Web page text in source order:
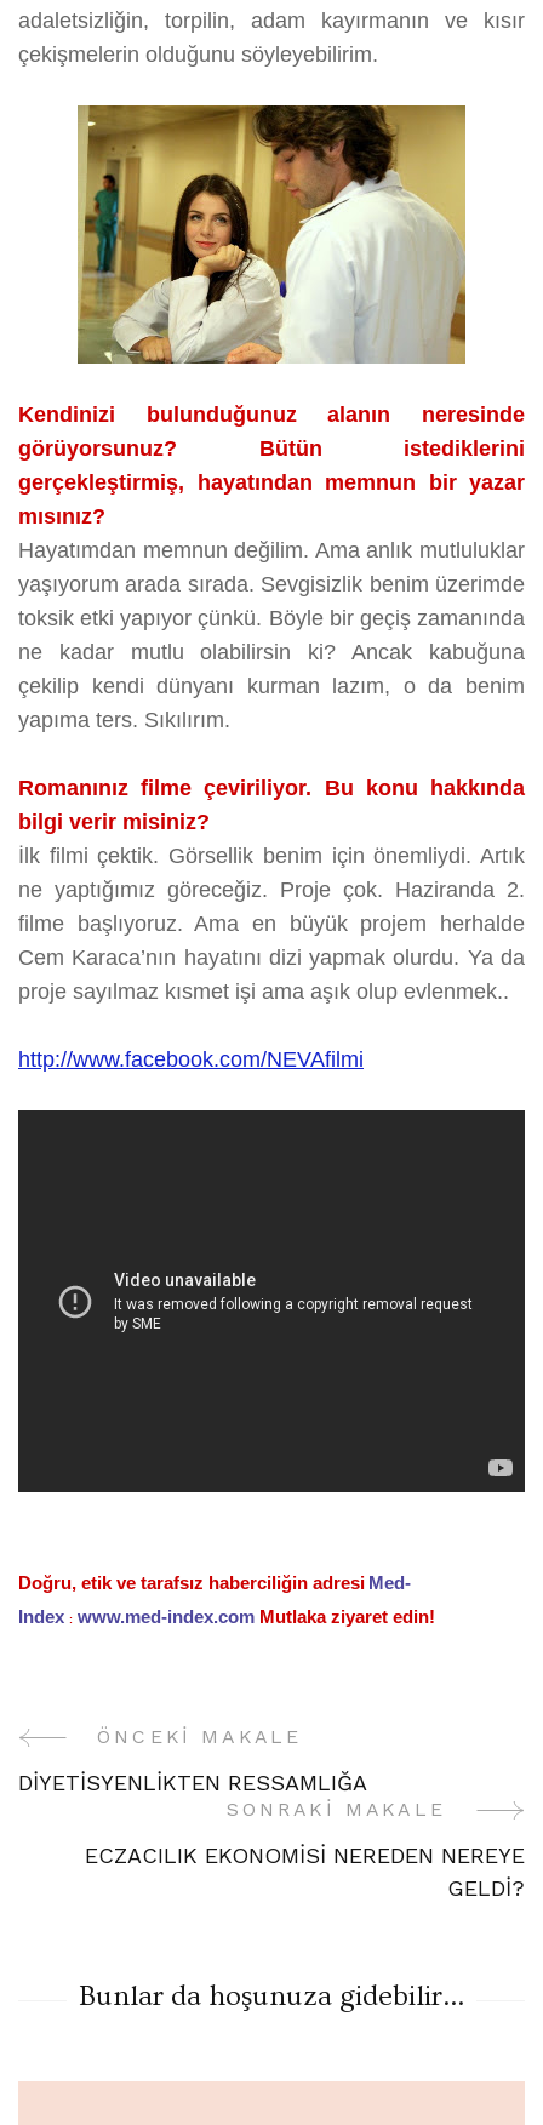
adaletsizliğin, torpilin, adam kayırmanın ve kısır
çekişmelerin olduğunu söyleyebilirim.
Kendinizi bulunduğunuz alanın neresinde
görüyorsunuz? Bütün istediklerini
gerçekleştirmiş, hayatından memnun bir yazar
mısınız?
Hayatımdan memnun değilim. Ama anlık mutluluklar
yaşıyorum arada sırada. Sevgisizlik benim üzerimde
toksik etki yapıyor çünkü. Böyle bir geçiş zamanında
ne kadar mutlu olabilirsin ki? Ancak kabuğuna
çekilip kendi dünyanı kurman lazım, o da benim
yapıma ters. Sıkılırım.
Romanınız filme çeviriliyor. Bu konu hakkında
bilgi verir misiniz?
İlk filmi çektik. Görsellik benim için önemliydi. Artık
ne yaptığımız göreceğiz. Proje çok. Haziranda 2.
filme başlıyoruz. Ama en büyük projem herhalde
Cem Karaca’nın hayatını dizi yapmak olurdu. Ya da
proje sayılmaz kısmet işi ama aşık olup evlenmek..
http://www.facebook.com/NEVAfilmi
Doğru, etik ve tarafsız haberciliğin adresi Med-
Index : www.med-index.com Mutlaka ziyaret edin!
YazıÖNCEKI MAKALE
DİYETİSYENLİKTEN RESSAMLIĞA
SONRAKI MAKALE
ECZACILIK EKONOMİSİ NEREDEN NEREYE
GELDİ?
Bunlar da hoşunuza gidebilir...